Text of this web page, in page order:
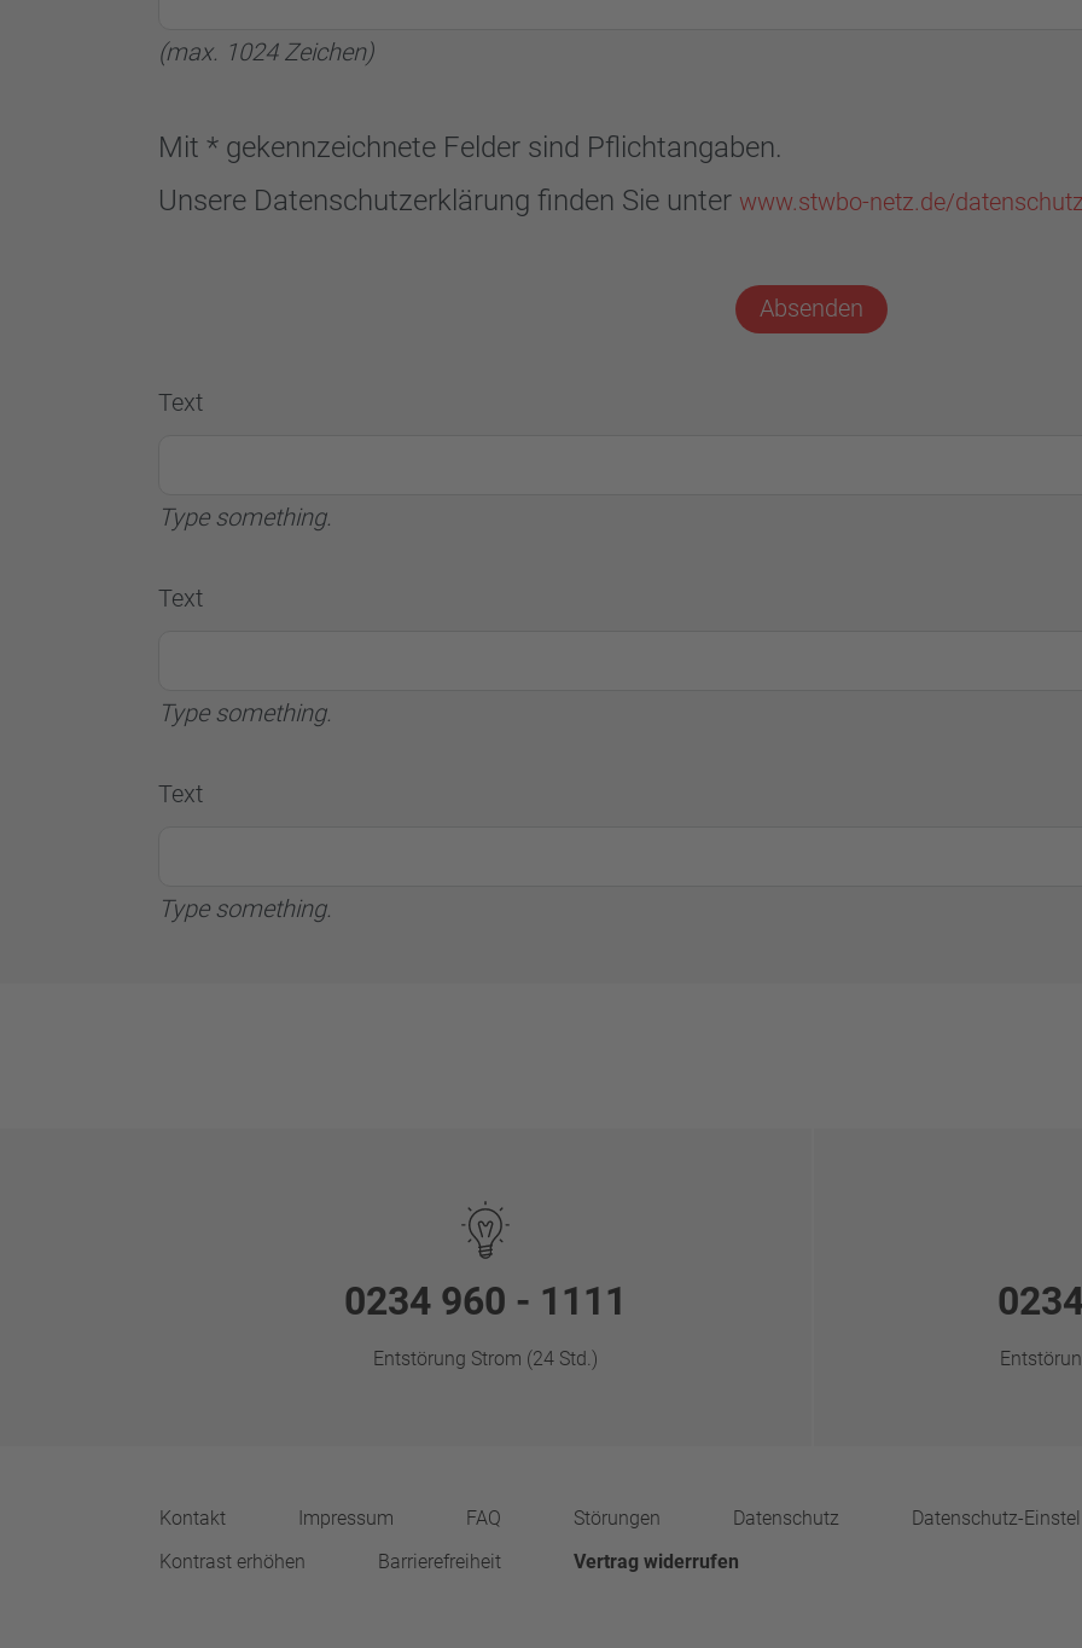
(max. 1024 Zeichen)
Mit * gekennzeichnete Felder sind Pflichtangaben.
Unsere Datenschutzerklärung finden Sie unter www.stwbo-netz.de/
Absenden
Text
Type something.
Text
Type something.
Text
Type something.
0234 960 - 1111
Entstörung Strom (24 Std.)
Kontakt Impressum FAQ Störungen Datenschutz
Datenschutz-
Kontrast erhöhen
Barrierefreiheit Vertrag widerrufen